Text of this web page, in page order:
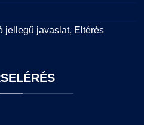
jellegű javaslat, Eltérés